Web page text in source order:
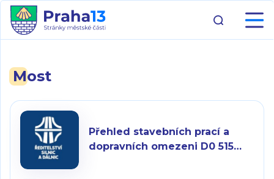
Most
Přehled stavebních prací a
dopravních omezeni D0 515